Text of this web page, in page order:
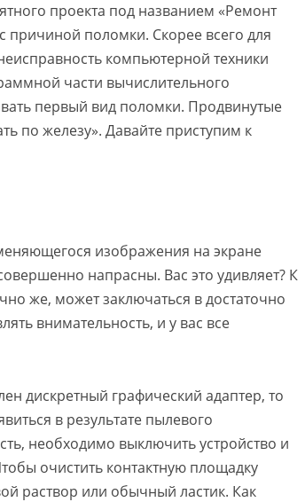
проекта под названием «Ремонт
причиной поломки. Скорее всего для
компьютерной техники
части вычислительного
первый вид поломки. Продвинутые
по железу». Давайте приступим к
изображения на экране
напрасны. Вас это удивляет? К
же, может заключаться в достаточно
внимательность, и у вас все
дискретный графический адаптер, то
в результате пылевого
необходимо выключить устройство и
очистить контактную площадку
раствор или обычный ластик. Как